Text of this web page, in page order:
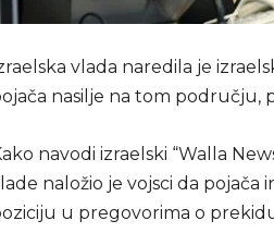
vlada naredila je
nasilje na tom području,
navodi izraelski “Walla
naložio je vojsci da pojača
u pregovorima o